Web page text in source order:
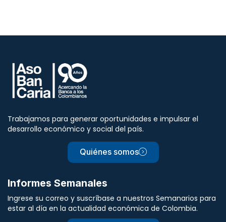
Trabajamos para generar oportunidades e impulsar el
desarrollo económico y social del país.
Quiénes somos
Informes Semanales
Ingrese su correo y suscríbase a nuestros Semanarios para
estar al día en la actualidad económica de Colombia.